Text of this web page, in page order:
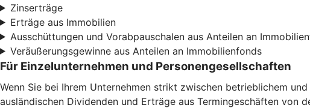
Zinserträge
Erträge aus Immobilien
Ausschüttungen und Vorabpauschalen aus Anteilen an
Veräußerungsgewinne aus Anteilen an Immobilienfonds
Für Einzelunternehmen und Personengesellschaften
Wenn Sie bei Ihrem Unternehmen strikt zwischen betrieblichem
ausländischen Dividenden und Erträge aus Termingeschäften von